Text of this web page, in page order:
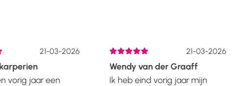
21-03-2026
vorig jaar een
21-03-2026
Wendy van der Graaff
Ik heb eind vorig jaar mijn